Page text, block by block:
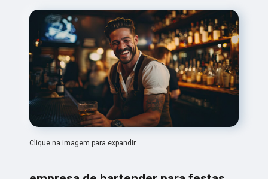
Clique na imagem para expandir